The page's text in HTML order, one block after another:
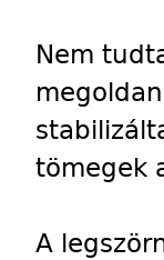
Nem
tömegek
A